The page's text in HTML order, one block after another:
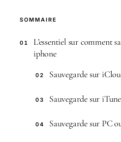
SOMMAIRE
01
L’essentiel sur comment
iphone
02 Sauvegarde sur
03 Sauvegarde sur
04 Sauvegarde sur PC